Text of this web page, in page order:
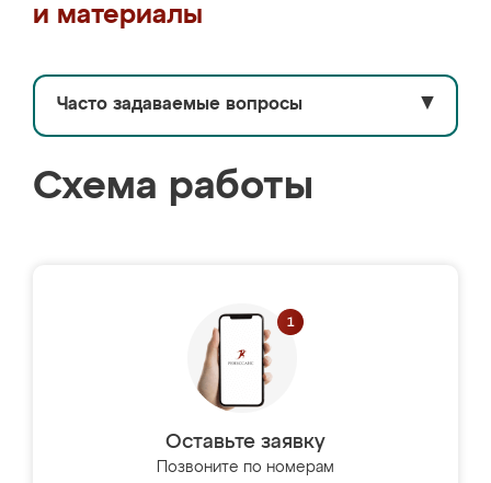
и материалы
Часто задаваемые вопросы ▼
Схема работы
Оставьте заявку
Позвоните по номерам